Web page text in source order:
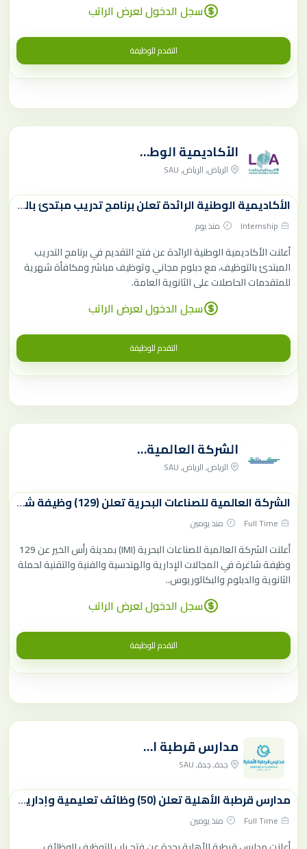
سجل الدخول لعرض الراتب
التقدم للوظيفة
الأكاديمية الوطنية الرائدة (لنا)
الرياض, الرياض, SAU
الأكاديمية الوطنية الرائدة تعلن برنامج تدريب مبتدئ بالتوظيف | توظيف مباشر
Internship منذ يوم
أعلنت الأكاديمية الوطنية الرائدة عن فتح التقديم في برنامج التدريب
المبتدئ بالتوظيف، مع دبلوم مجاني وتوظيف مباشر ومكافأة شهرية
للمتقدمات الحاصلات على الثانوية العامة.
سجل الدخول لعرض الراتب
التقدم للوظيفة
الشركة العالمية للصناعات البحرية (IMI)
الرياض, الرياض, SAU
الشركة العالمية للصناعات البحرية تعلن (129) وظيفة شاغرة للرجال والنساء
Full Time منذ يومين
أعلنت الشركة العالمية للصناعات البحرية (IMI) بمدينة رأس الخير عن 129
وظيفة شاغرة في المجالات الإدارية والهندسية والفنية والتقنية لحملة
الثانوية والدبلوم والبكالوريوس..
سجل الدخول لعرض الراتب
التقدم للوظيفة
مدارس قرطبة الأهلية
جدة, جدة, SAU
مدارس قرطبة الأهلية تعلن (50) وظائف تعليمية وإدارية في مختلف التخصصات
Full Time منذ يومين